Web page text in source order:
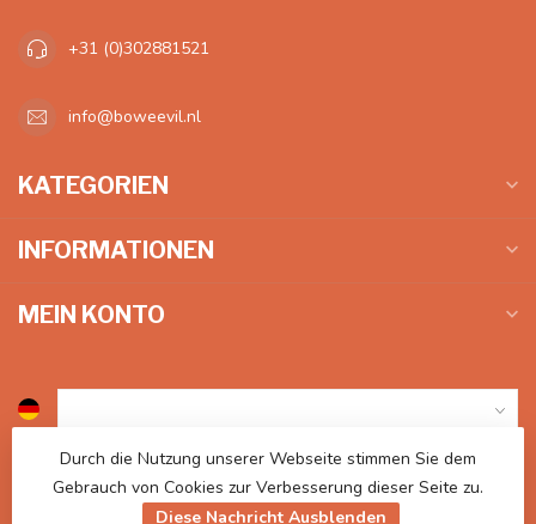
+31 (0)302881521
info@boweevil.nl
KATEGORIEN
INFORMATIONEN
MEIN KONTO
Durch die Nutzung unserer Webseite stimmen Sie dem
Gebrauch von Cookies zur Verbesserung dieser Seite zu.
Diese Nachricht Ausblenden